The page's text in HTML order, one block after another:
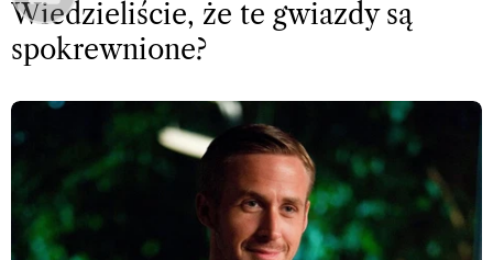
Wiedzieliście, że te gwiazdy są
spokrewnione?